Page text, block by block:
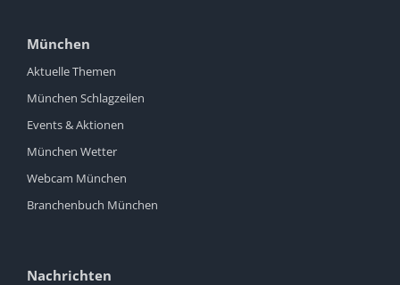
München
Aktuelle Themen
München Schlagzeilen
Events & Aktionen
München Wetter
Webcam München
Branchenbuch München
Nachrichten